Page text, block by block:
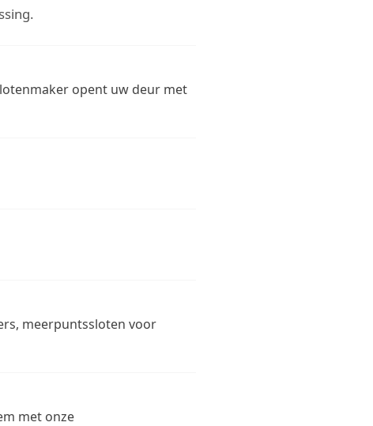
opent uw deur met
meerpuntssloten voor
met onze